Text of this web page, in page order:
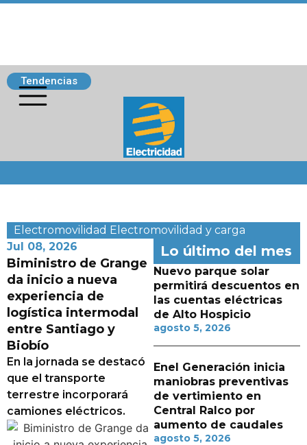
Tendencias
Electromovilidad Electromovilidad y carga
Jul 08, 2026
Biministro de Grange
da inicio a nueva
experiencia de
logística intermodal
entre Santiago y
Biobío
En la jornada se destacó
que el transporte
terrestre incorporará
camiones eléctricos.
Lo último del mes
Nuevo parque solar
permitirá descuentos en
las cuentas eléctricas
de Alto Hospicio
agosto 5, 2026
Enel Generación inicia
maniobras preventivas
de vertimiento en
Central Ralco por
aumento de caudales
agosto 5, 2026